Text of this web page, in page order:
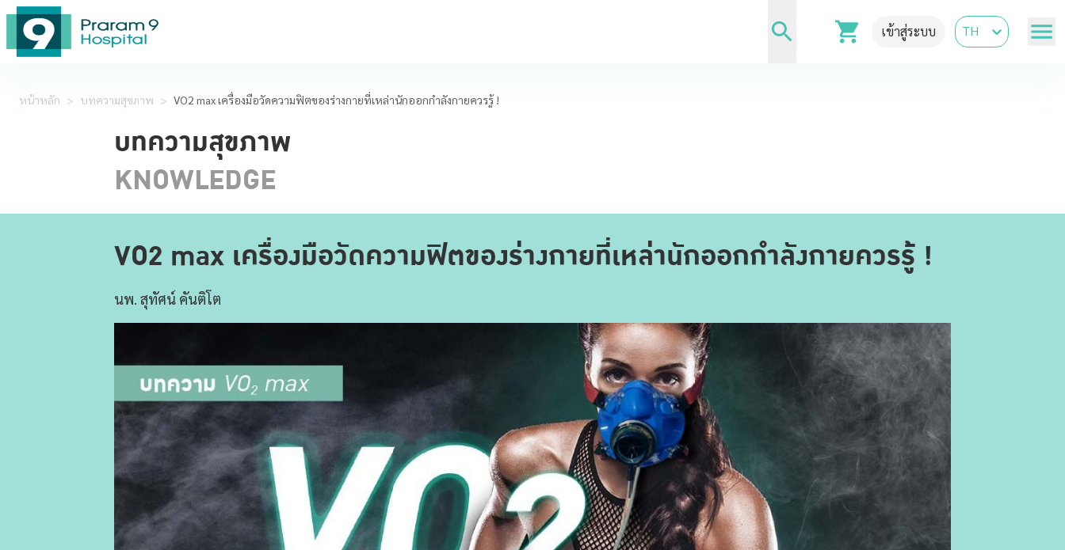
เข้าสู่ระบบ TH
หน้าหลัก > บทความสุขภาพ > VO2 max เครื่องมือวัดความฟิตของร่างกายที่เหล่านักออกกำลังกายควรรู้ !
บทความสุขภาพ
KNOWLEDGE
VO2 max เครื่องมือวัดความฟิตของร่างกายที่เหล่านักออกกำลังกายควรรู้ !
นพ. สุทัศน์ คันติโต